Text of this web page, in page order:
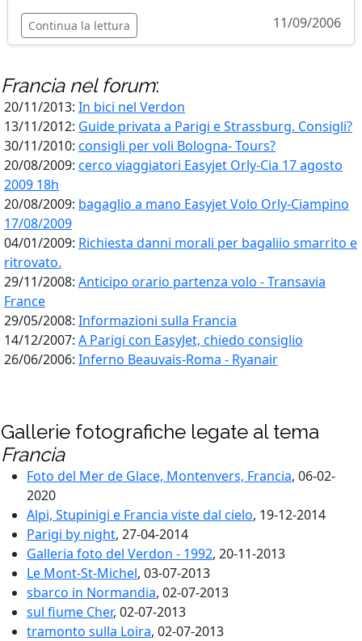
Continua la lettura 11/09/2006
Francianel forum:
20/11/2013: In bici nel Verdon
13/11/2012: Guide privata a Parigi e Strassburg. Consigli?
30/11/2010: consigli per voli Bologna- Tours?
20/08/2009: cerco viaggiatori Easyjet Orly-Cia 17 agosto
2009 18h
20/08/2009: bagaglio a mano Easyjet Volo Orly-Ciampino
17/08/2009
04/01/2009: Richiesta danni morali per bagaliio smarrito e
ritrovato.
29/11/2008: Anticipo orario partenza volo - Transavia
France
29/05/2008: Informazioni sulla Francia
14/12/2007: A Parigi con EasyJet, chiedo consiglio
26/06/2006: Inferno Beauvais-Roma - Ryanair
Gallerie fotografiche legate al tema
Francia
Foto del Mer de Glace, Montenvers, Francia, 06-02-
2020
Alpi, Stupinigi e Francia viste dal cielo, 19-12-2014
Parigi by night, 27-04-2014
Galleria foto del Verdon - 1992, 20-11-2013
Le Mont-St-Michel, 03-07-2013
sbarco in Normandia, 02-07-2013
sul fiume Cher, 02-07-2013
tramonto sulla Loira, 02-07-2013